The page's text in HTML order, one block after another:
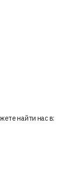
найти нас в: